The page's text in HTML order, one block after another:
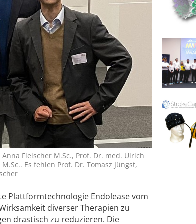
Fleischer M.Sc., Prof. Dr. med. Ulrich
Es fehlen Prof. Dr. Tomasz Jüngst,
Plattformtechnologie Endolease vom
diverser Therapien zu
drastisch zu reduzieren. Die